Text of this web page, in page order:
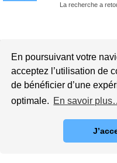
En poursuivant votre
acceptez l’utilisation de
de bénéficier d’une
optimale. En savoir
La recherche a